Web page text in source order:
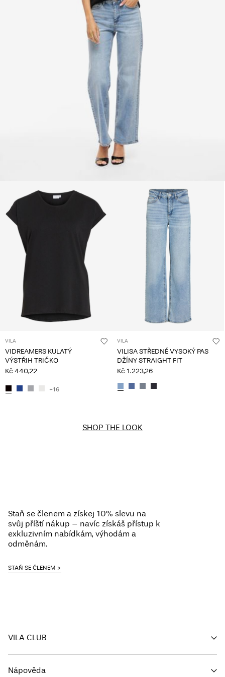
Vrácení a výměna
VILA
VIDREAMERS KULATÝ
VÝSTŘIH TRIČKO
Kč 440,22
+16
VILA
VILISA STŘEDNĚ VYSOKÝ PAS
DŽÍNY STRAIGHT FIT
Kč 1.223,26
SHOP THE LOOK
Staň se členem a získej 10% slevu na
svůj příští nákup – navíc získáš přístup k
exkluzivním nabídkám, výhodám a
odměnám.
STAŇ SE ČLENEM
VILA CLUB
Sledování objednávky
Nápověda